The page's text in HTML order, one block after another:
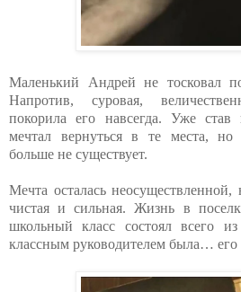
Маленький Андрей не тосковал
Напротив, суровая,
покорила его навсегда. Уже став
мечтал вернуться в те места, но
больше не существует.
Мечта осталась
чистая и сильная. Жизнь в
школьный класс состоял всего
классным руководителем была… его